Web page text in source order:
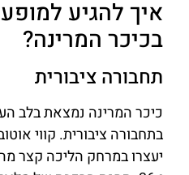
איך להגיע
בכיכר המרינה?
תחבורה ציבורית
כיכר המרינה נמצאת בלב
בתחבורה ציבורית. קווי